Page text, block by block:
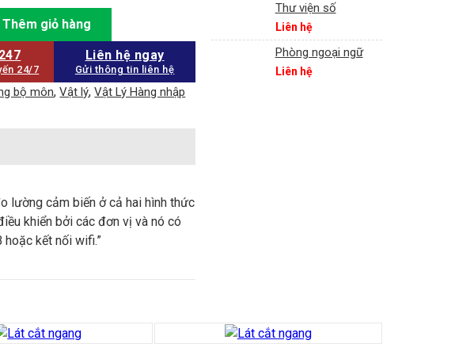
quantity
Thêm giỏ hàng
24/7
Liên hệ ngay
Gửi thông tin liên hệ
bộ môn,Vật lý,Vật Lý Hàng nhập
lường cảm biến ở cả hai hình thức
khiển bởi các đơn vị và nó có
kết nối wifi.”
Thư viện số
Liên hệ
Phòng ngoại ngữ
Liên hệ